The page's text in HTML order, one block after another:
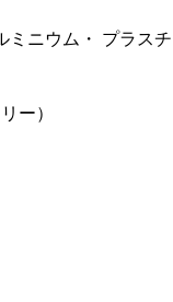
ミニウム・ プラス
ー）